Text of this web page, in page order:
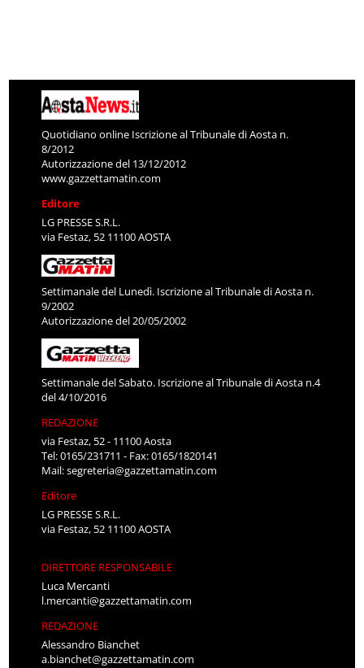
Quotidiano online Iscrizione al Tribunale di Aosta n.
8/2012
Autorizzazione del 13/12/2012
www.gazzettamatin.com
Editore
LG PRESSE S.R.L.
via Festaz, 52 11100 AOSTA
Settimanale del Lunedì. Iscrizione al Tribunale di Aosta n.
9/2002
Autorizzazione del 20/05/2002
Settimanale del Sabato. Iscrizione al Tribunale di Aosta n.4
del 4/10/2016
REDAZIONE
via Festaz, 52 - 11100 Aosta
Tel: 0165/231711 - Fax: 0165/1820141
Mail:segreteria@gazzettamatin.com
Editore
LG PRESSE S.R.L.
via Festaz, 52 11100 AOSTA
DIRETTORE RESPONSABILE
Luca Mercanti
l.mercanti@gazzettamatin.com
REDAZIONE
Alessandro Bianchet
a.bianchet@gazzettamatin.com